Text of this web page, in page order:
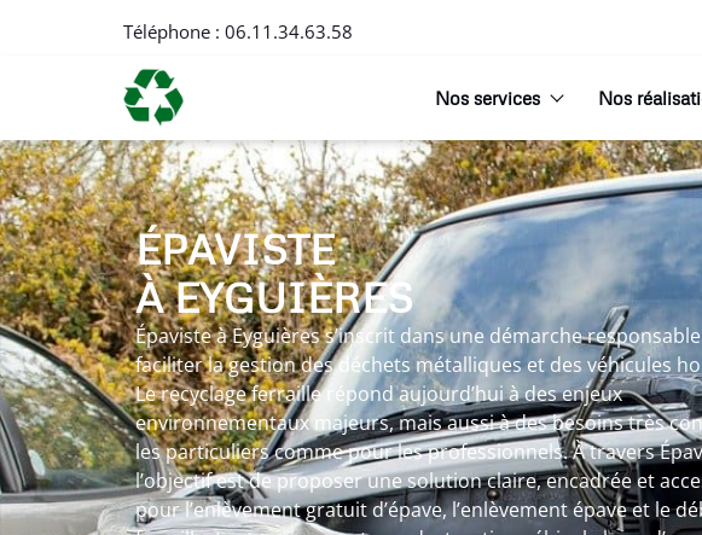
Téléphone : 06.11.34.63.58
Nos services Nos
ÉPAVISTE
À EYGUIÈRES
Épaviste à Eyguières s’inscrit dans une démarche
faciliter la gestion des déchets métalliques et des véhicules
Le recyclage ferraille répond aujourd’hui à des enjeux
environnementaux majeurs, mais aussi à des besoins très
les particuliers comme pour les professionnels. À travers
l’objectif est de proposer une solution claire, encadrée et
pour l’enlèvement gratuit d’épave, l’enlèvement épave et le